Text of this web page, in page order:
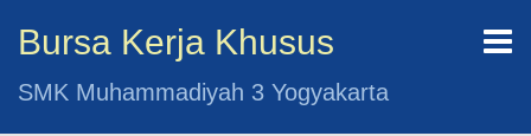
Bursa Kerja Khusus
SMK Muhammadiyah 3 Yogyakarta